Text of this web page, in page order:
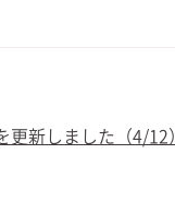
新しました（4/12）